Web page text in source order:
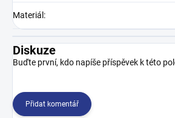
Materiál :
Diskuze
Buďte první, kdo napíše příspěvek k této
Přidat komentář